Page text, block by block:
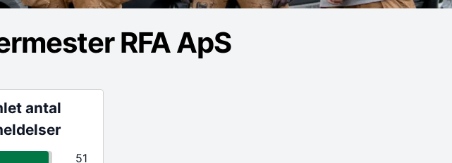
RFA ApS
antal
51